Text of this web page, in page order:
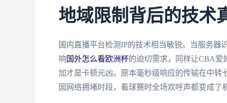
地域限制背后的技术
国内直播平台检测IP的技术相当敏锐。当服务器
响 国外怎么看欧洲杯的迫切需求，同样让CBA爱
加才是卡顿元凶。原本毫秒级响应的传输在中
国网络拥堵时段，看球赛时全场欢呼声都变成了